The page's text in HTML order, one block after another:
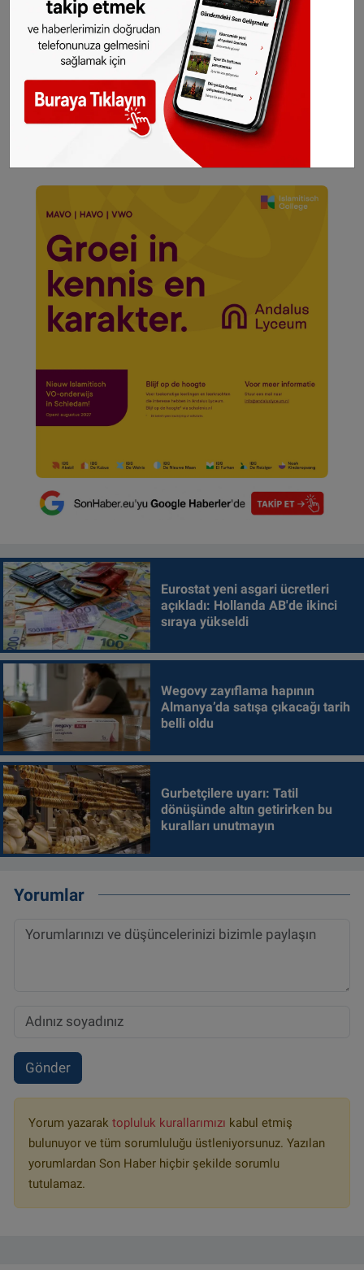
Araştırmada, 2016’ya göre 2030 yılında, sağlık
harcamalarını yüzde 74 düşürebilmek için
havayı kirletmeyen araçların trafiğe sokulması
gerektiği vurgulandı.
Eurostat yeni asgari ücretleri
açıkladı: Hollanda AB'de ikinci
sıraya yükseldi
Wegovy zayıflama hapının
Almanya’da satışa çıkacağı tarih
belli oldu
Gurbetçilere uyarı: Tatil
dönüşünde altın getirirken bu
kuralları unutmayın
Yorumlar
Gönder
Yorum yazarak topluluk kurallarımızı kabul etmiş
bulunuyor ve tüm sorumluluğu üstleniyorsunuz. Yazılan
yorumlardan Son Haber hiçbir şekilde sorumlu
tutulamaz.